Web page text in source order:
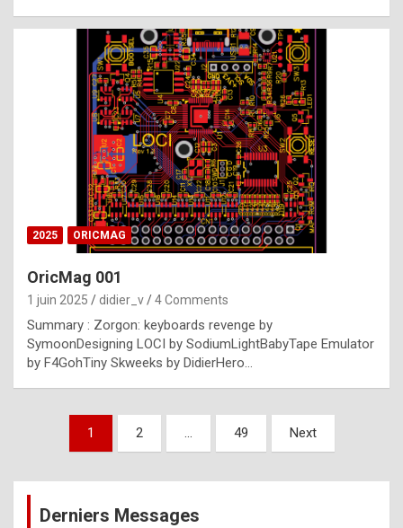
e
b
e
s
t
p
h
o
n
y
l
e
x
a
2025 ORICMAG
OricMag 001
1 juin 2025 didier_v 4 Comments
Summary : Zorgon: keyboards revenge by
SymoonDesigning LOCI by SodiumLightBabyTape Emulator
by F4GohTiny Skweeks by DidierHero…
Pagination
publications
1 2 … 49 Next
Derniers Messages